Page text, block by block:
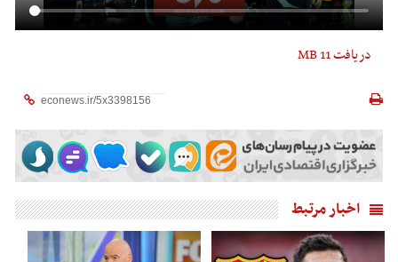
دریافت11 MB
اخبار مرتبط